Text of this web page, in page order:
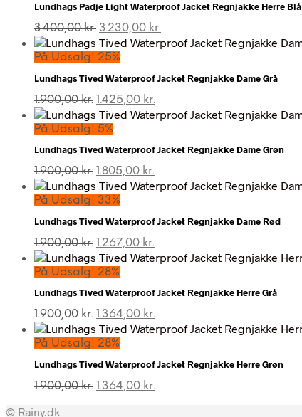
3.400,00 kr..3.230,00 kr..
Lundhags Padje Light Waterproof Jacket Regnjakke Herre Blå
3.400,00kr. Den
oprindelige
pris
3.400,00 kr..
3.230,00 kr.
aktuelle
3.230,00 kr..
På Udsalg! 25%
Lundhags Tived Waterproof Jacket Regnjakke Dame Grå
1.900,00kr. Den
oprindelige
pris
1.900,00 kr..
1.425,00 kr.
aktuelle
1.425,00 kr..
På Udsalg! 5%
Lundhags Tived Waterproof Jacket Regnjakke Dame Grøn
1.900,00kr. Den
oprindelige
pris
1.900,00 kr..
1.805,00 kr.
aktuelle
1.805,00 kr..
På Udsalg! 33%
Lundhags Tived Waterproof Jacket Regnjakke Dame Rød
1.900,00kr. Den
oprindelige
pris
1.900,00 kr..
1.267,00 kr.
aktuelle
1.267,00 kr..
På Udsalg! 28%
Lundhags Tived Waterproof Jacket Regnjakke Herre Grå
1.900,00kr. Den
oprindelige
pris
1.900,00 kr..
1.364,00 kr.
aktuelle
1.364,00 kr..
På Udsalg! 28%
Lundhags Tived Waterproof Jacket Regnjakke Herre Grøn
1.900,00kr. Den
1.364,00 kr.
© Rainy.dk